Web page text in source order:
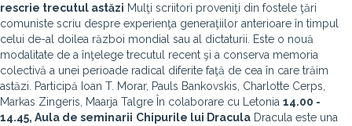
rescrie trecutul astăzi Mulţi scriitori proveniţi din fostele ţări
comuniste scriu despre experienţa generaţiilor anterioare în timpul
celui de-al doilea război mondial sau al dictaturii. Este o nouă
modalitate de a înţelege trecutul recent şi a conserva memoria
colectivă a unei perioade radical diferite faţă de cea în care trăim
astăzi. Participă Ioan T. Morar, Pauls Bankovskis, Charlotte Cerps,
Markas Zingeris, Maarja Talgre În colaborare cu Letonia 14.00 -
14.45, Aula de seminarii Chipurile lui Dracula Dracula este una